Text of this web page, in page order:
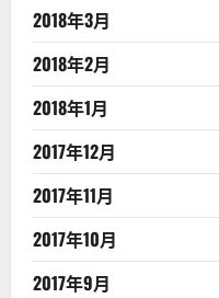
2018年3月
2018年2月
2018年1月
2017年12月
2017年11月
2017年10月
2017年9月